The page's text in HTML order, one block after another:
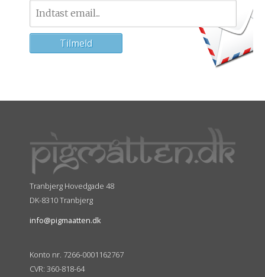
Tranbjerg Hovedgade 48
DK-8310 Tranbjerg
info@pigmaatten.dk
Konto nr. 7266-0001162767
CVR: 360-818-64